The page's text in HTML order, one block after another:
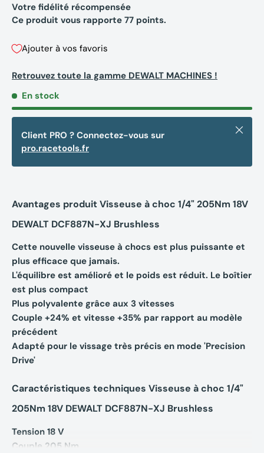
Votre fidélité récompensée
Ce produit vous rapporte 77 points.
Ajouter à vos favoris
Retrouvez toute la gamme DEWALT MACHINES !
En stock
Client PRO ? Connectez-vous sur
pro.racetools.fr
Fermer
Avantages produit Visseuse à choc 1/4" 205Nm 18V
DEWALT DCF887N-XJ Brushless
Cette nouvelle visseuse à chocs est plus puissante et
plus efficace que jamais.
L'équilibre est amélioré et le poids est réduit. Le boîtier
est plus compact
Plus polyvalente grâce aux 3 vitesses
Couple +24% et vitesse +35% par rapport au modèle
précédent
Adapté pour le vissage très précis en mode 'Precision
Drive'
Caractéristiques techniques Visseuse à choc 1/4"
205Nm 18V DEWALT DCF887N-XJ Brushless
Tension 18 V
Couple 205 Nm